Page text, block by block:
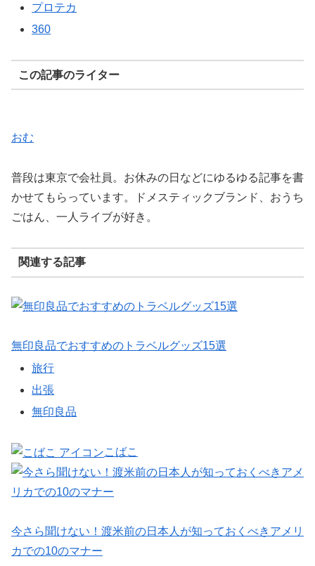
プロテカ
360
この記事のライター
おむ
普段は東京で会社員。お休みの日などにゆるゆる記事を書
かせてもらっています。ドメスティックブランド、おうち
ごはん、一人ライブが好き。
関連する記事
無印良品でおすすめのトラベルグッズ15選
旅行
出張
無印良品
こばこ
今さら聞けない！渡米前の日本人が知っておくべきアメリ
カでの10のマナー